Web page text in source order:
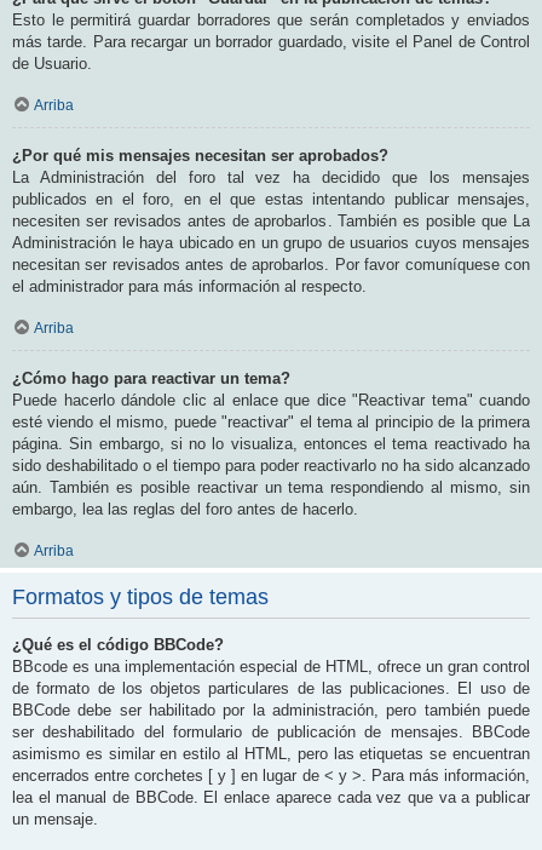
Esto le permitirá guardar borradores que serán completados y enviados
más tarde. Para recargar un borrador guardado, visite el Panel de Control
de Usuario.
Arriba
¿Por qué mis mensajes necesitan ser aprobados?
La Administración del foro tal vez ha decidido que los mensajes
publicados en el foro, en el que estas intentando publicar mensajes,
necesiten ser revisados antes de aprobarlos. También es posible que La
Administración le haya ubicado en un grupo de usuarios cuyos mensajes
necesitan ser revisados antes de aprobarlos. Por favor comuníquese con
el administrador para más información al respecto.
Arriba
¿Cómo hago para reactivar un tema?
Puede hacerlo dándole clic al enlace que dice "Reactivar tema" cuando
esté viendo el mismo, puede "reactivar" el tema al principio de la primera
página. Sin embargo, si no lo visualiza, entonces el tema reactivado ha
sido deshabilitado o el tiempo para poder reactivarlo no ha sido alcanzado
aún. También es posible reactivar un tema respondiendo al mismo, sin
embargo, lea las reglas del foro antes de hacerlo.
Arriba
Formatos y tipos de temas
¿Qué es el código BBCode?
BBcode es una implementación especial de HTML, ofrece un gran control
de formato de los objetos particulares de las publicaciones. El uso de
BBCode debe ser habilitado por la administración, pero también puede
ser deshabilitado del formulario de publicación de mensajes. BBCode
asimismo es similar en estilo al HTML, pero las etiquetas se encuentran
encerrados entre corchetes [ y ] en lugar de < y >. Para más información,
lea el manual de BBCode. El enlace aparece cada vez que va a publicar
un mensaje.